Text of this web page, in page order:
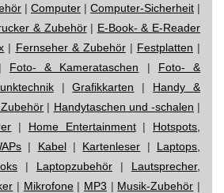
| Computer | Computer-Sicherheit |
& Zubehör| E-Book- & E-Reader
| Fernseher & Zubehör| Festplatten |
Foto- & Kamerataschen | Foto- &
|Grafikkarten | Handy &
| Handytaschen und -schalen |
| Home Entertainment| Hotspots,
| Kabel| Kartenleser | Laptops,
| Laptopzubehör | Lautsprecher,
| Mikrofone| MP3 | Musik-Zubehör |